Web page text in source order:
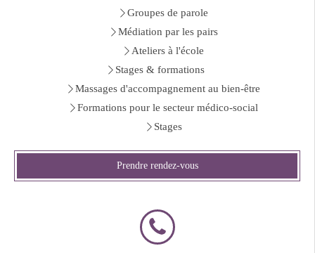
Groupes de parole
Médiation par les pairs
Ateliers à l'école
Stages & formations
Massages d'accompagnement au bien-être
Formations pour le secteur médico-social
Stages
Prendre rendez-vous